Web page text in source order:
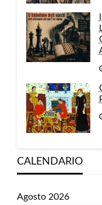
CALENDARIO
Agosto 2026